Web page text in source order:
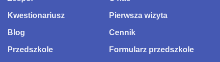
Kwestionariusz Pierwsza wizyta
Blog Cennik
Przedszkole Formularz przedszkole